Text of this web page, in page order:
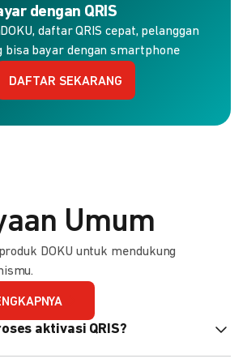
dengan QRIS
daftar QRIS cepat, pelanggan
bisa bayar dengan smartphone
DAFTAR SEKARANG
Umum
DOKU untuk mendukung
aktivasi QRIS?